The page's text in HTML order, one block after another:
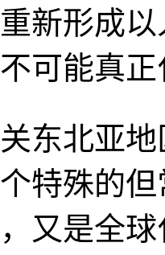
新形成
可能真
东北亚
特殊的
又是全